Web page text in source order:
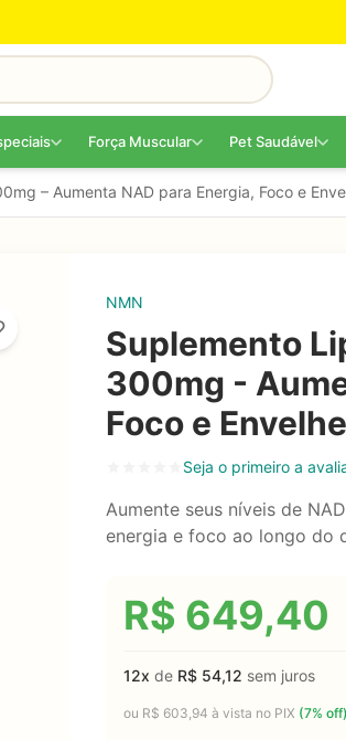
Força Muscular Pet Saudável
– Aumenta NAD para Energia, Foco e
NMN
Suplemento
300mg -
Foco e
Seja o primeiro a
Aumente seus níveis de
energia e foco ao longo do
R$ 649,40
12x de R$ 54,12 sem juros
ou R$ 603,94 à vista no PIX (7% off)